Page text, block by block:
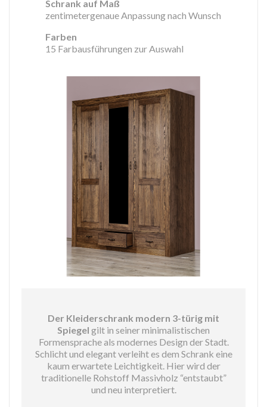
Schrank auf Maß
zentimetergenaue Anpassung nach Wunsch
Farben
15 Farbausführungen zur Auswahl
Der Kleiderschrank modern 3-türig mit
Spiegel gilt in seiner minimalistischen
Formensprache als modernes Design der Stadt.
Schlicht und elegant verleiht es dem Schrank eine
kaum erwartete Leichtigkeit. Hier wird der
traditionelle Rohstoff Massivholz “entstaubt”
und neu interpretiert.